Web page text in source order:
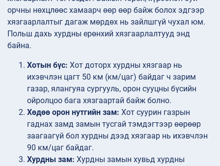
орчны нөхцлөөс хамаарч өөр өөр байж болох эдгээр
хязгаарлалтыг дагаж мөрдөх нь зайлшгүй чухал юм.
Польш дахь хурдны ерөнхий хязгаарлалтууд энд
байна.
Хотын бүс: Хот доторх хурдны хязгаар нь
ихэвчлэн цагт 50 км (км/цаг) байдаг ч зарим
газар, ялангуяа сургууль, орон сууцны бүсийн
ойролцоо бага хязгаартай байж болно.
Хөдөө орон нутгийн зам: Хот суурин газрын
гаднах замд замын тусгай тэмдэгтээр өөрөөр
заагаагүй бол хурдны дээд хязгаар нь ихэвчлэн
90 км/цаг байдаг.
Хурдны зам: Хурдны замын хувьд хурдны